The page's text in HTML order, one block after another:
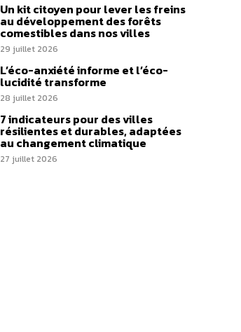
Un kit citoyen pour lever les freins
au développement des forêts
comestibles dans nos villes
29 juillet 2026
L’éco-anxiété informe et l’éco-
lucidité transforme
28 juillet 2026
7 indicateurs pour des villes
résilientes et durables, adaptées
au changement climatique
27 juillet 2026